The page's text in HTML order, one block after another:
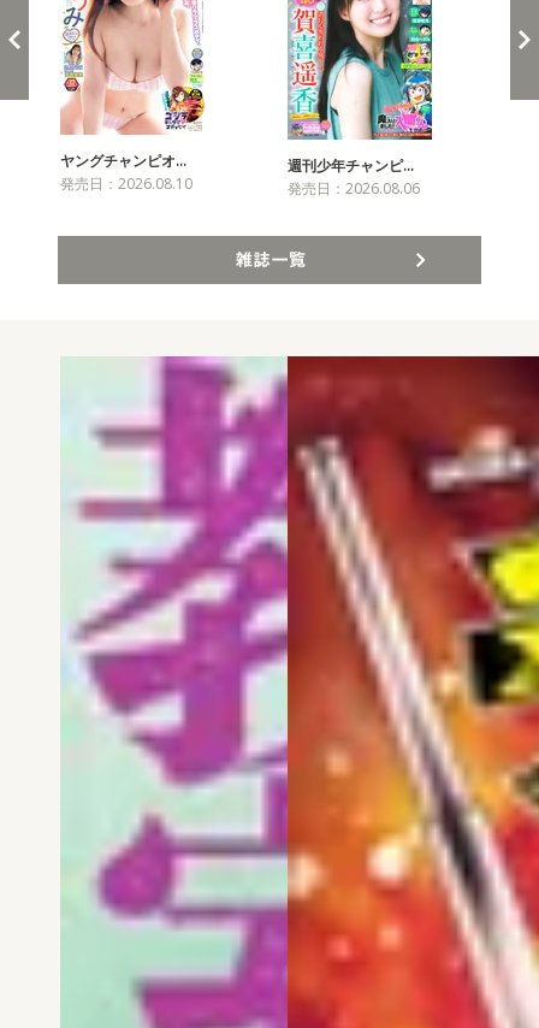
ヤングチャンピオ…
発売日：2026.08.10
週刊少年チャンピ…
発売日：2026.08.06